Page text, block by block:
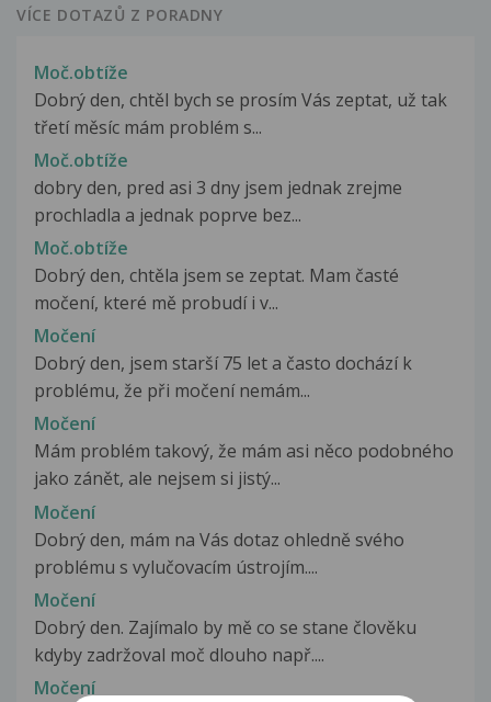
VÍCE DOTAZŮ Z PORADNY
Moč.obtíže
Dobrý den, chtěl bych se prosím Vás zeptat, už tak
třetí měsíc mám problém s...
Moč.obtíže
dobry den, pred asi 3 dny jsem jednak zrejme
prochladla a jednak poprve bez...
Moč.obtíže
Dobrý den, chtěla jsem se zeptat. Mam časté
močení, které mě probudí i v...
Močení
Dobrý den, jsem starší 75 let a často dochází k
problému, že při močení nemám...
Močení
Mám problém takový, že mám asi něco podobného
jako zánět, ale nejsem si jistý...
Močení
Dobrý den, mám na Vás dotaz ohledně svého
problému s vylučovacím ústrojím....
Močení
Dobrý den. Zajímalo by mě co se stane člověku
kdyby zadržoval moč dlouho např....
Močení